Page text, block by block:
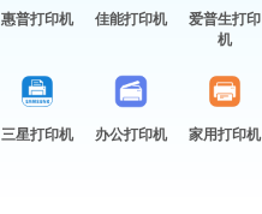
惠普打印机 佳能打印机
爱普生打印
机
三星打印机 办公打印机 家用打印机